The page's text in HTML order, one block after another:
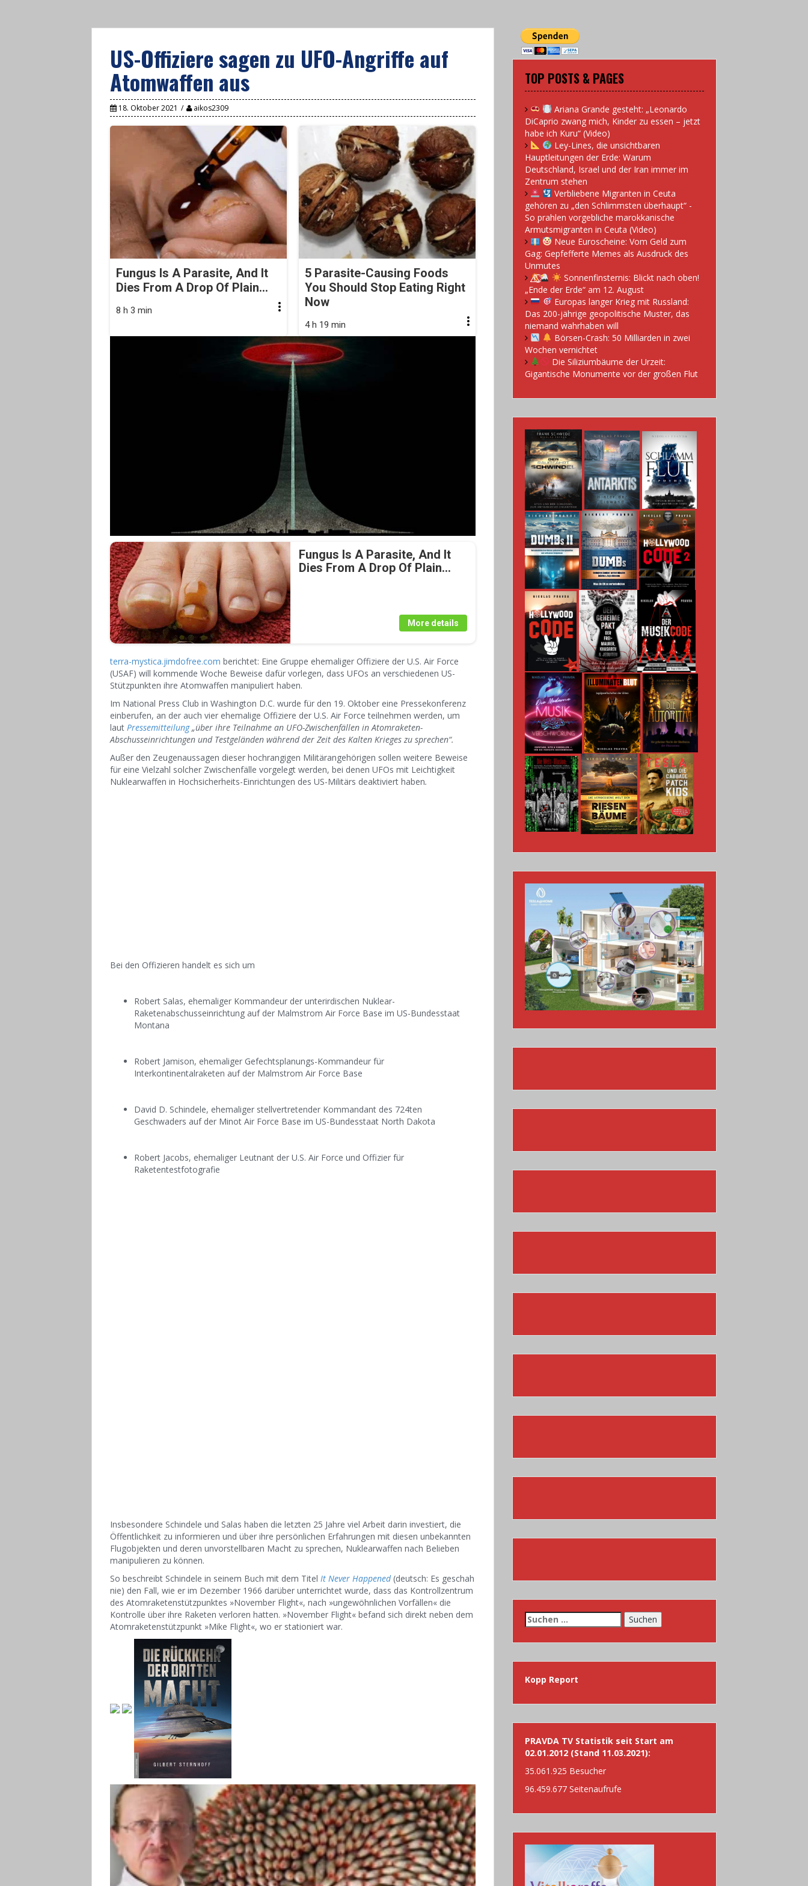
US-Offiziere sagen zu UFO-Angriffe auf
Atomwaffen aus
18. Oktober 2021 aikos2309
Fungus Is A Parasite, And It
Dies From A Drop Of Plain...
8 h 3 min
5 Parasite-Causing Foods
You Should Stop Eating Right
Now
4 h 19 min
Fungus Is A Parasite, And It
Dies From A Drop Of Plain...
More details
terra-mystica.jimdofree.com berichtet: Eine Gruppe ehemaliger Offiziere der U.S. Air Force
(USAF) will kommende Woche Beweise dafür vorlegen, dass UFOs an verschiedenen US-
Stützpunkten ihre Atomwaffen manipuliert haben.
Im National Press Club in Washington D.C. wurde für den 19. Oktober eine Pressekonferenz
einberufen, an der auch vier ehemalige Offiziere der U.S. Air Force teilnehmen werden, um
laut Pressemitteilung „über ihre Teilnahme an UFO-Zwischenfällen in Atomraketen-
Abschusseinrichtungen und Testgeländen während der Zeit des Kalten Krieges zu sprechen“.
Außer den Zeugenaussagen dieser hochrangigen Militärangehörigen sollen weitere Beweise
für eine Vielzahl solcher Zwischenfälle vorgelegt werden, bei denen UFOs mit Leichtigkeit
Nuklearwaffen in Hochsicherheits-Einrichtungen des US-Militärs deaktiviert haben.
Bei den Offizieren handelt es sich um
Robert Salas, ehemaliger Kommandeur der unterirdischen Nuklear-
Raketenabschusseinrichtung auf der Malmstrom Air Force Base im US-Bundesstaat
Montana
Robert Jamison, ehemaliger Gefechtsplanungs-Kommandeur für
Interkontinentalraketen auf der Malmstrom Air Force Base
David D. Schindele, ehemaliger stellvertretender Kommandant des 724ten
Geschwaders auf der Minot Air Force Base im US-Bundesstaat North Dakota
Robert Jacobs, ehemaliger Leutnant der U.S. Air Force und Offizier für
Raketentestfotografie
Insbesondere Schindele und Salas haben die letzten 25 Jahre viel Arbeit darin investiert, die
Öffentlichkeit zu informieren und über ihre persönlichen Erfahrungen mit diesen unbekannten
Flugobjekten und deren unvorstellbaren Macht zu sprechen, Nuklearwaffen nach Belieben
manipulieren zu können.
So beschreibt Schindele in seinem Buch mit dem Titel It Never Happened(deutsch: Es geschah
nie) den Fall, wie er im Dezember 1966 darüber unterrichtet wurde, dass das Kontrollzentrum
des Atomraketenstützpunktes »November Flight«, nach »ungewöhnlichen Vorfällen« die
Kontrolle über ihre Raketen verloren hatten. »November Flight« befand sich direkt neben dem
Atomraketenstützpunkt »Mike Flight«, wo er stationiert war.
TOP POSTS & PAGES
Ariana Grande gesteht: „Leonardo
DiCaprio zwang mich, Kinder zu essen – jetzt
habe ich Kuru“ (Video)
Ley-Lines, die unsichtbaren
Hauptleitungen der Erde: Warum
Deutschland, Israel und der Iran immer im
Zentrum stehen
Verbliebene Migranten in Ceuta
gehören zu „den Schlimmsten überhaupt“ -
So prahlen vorgebliche marokkanische
Armutsmigranten in Ceuta (Video)
Neue Euroscheine: Vom Geld zum
Gag: Gepfefferte Memes als Ausdruck des
Unmutes
Sonnenfinsternis: Blickt nach oben!
„Ende der Erde“ am 12. August
Europas langer Krieg mit Russland:
Das 200-jährige geopolitische Muster, das
niemand wahrhaben will
Börsen-Crash: 50 Milliarden in zwei
Wochen vernichtet
Die Siliziumbäume der Urzeit:
Gigantische Monumente vor der großen Flut
Suchen
nach:
Kopp Report
PRAVDA TV Statistik seit Start am
02.01.2012 (Stand 11.03.2021):
35.061.925 Besucher
96.459.677 Seitenaufrufe